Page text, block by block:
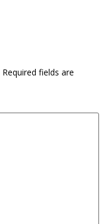
Required fields are